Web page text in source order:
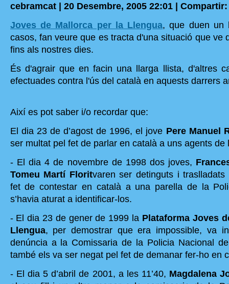
cebramcat | 20 Desembre, 2005 22:01 | Compartir:
Joves de Mallorca per la Llengua, que duen un
casos, fan veure que es tracta d'una situació que ve
fins als nostres dies.
És d'agrair que en facin una llarga llista, d'altres
efectuades contra l'ús del català en aquests darrers
Així es pot saber i/o recordar que:
El dia 23 de d’agost de 1996, el jove Pere Manuel
ser multat pel fet de parlar en català a uns agents de
- El dia 4 de novembre de 1998 dos joves,
Tomeu Martí Floritvaren ser detinguts i
fet de contestar en català a una parella de la
s’havia aturat a identificar-los.
- El dia 23 de gener de 1999 la Plataforma Joves
Llengua, per demostrar que era impossible, va
denúncia a la Comissaria de la Policia Nacional
també els va ser negat pel fet de demanar fer-ho en
- El dia 5 d’abril de 2001, a les 11’40, Magdalena